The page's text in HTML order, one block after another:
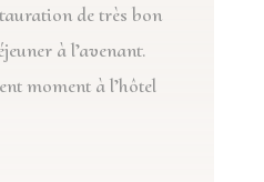
de très bon
à l’avenant.
moment à l’hôtel